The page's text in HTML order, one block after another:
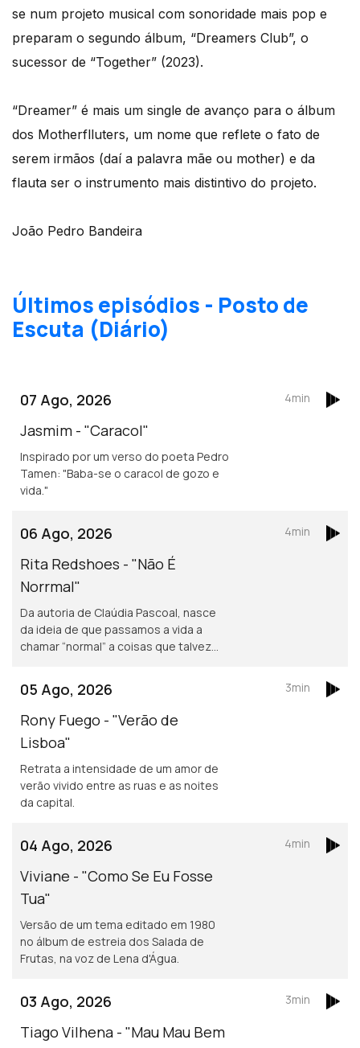
se num projeto musical com sonoridade mais pop e
preparam o segundo álbum, “Dreamers Club”, o
sucessor de “Together” (2023).
“Dreamer” é mais um single de avanço para o álbum
dos Motherflluters, um nome que reflete o fato de
serem irmãos (daí a palavra mãe ou mother) e da
flauta ser o instrumento mais distintivo do projeto.
João Pedro Bandeira
Últimos episódios - Posto de
Escuta (Diário)
07 Ago, 2026
Jasmim - "Caracol"
Inspirado por um verso do poeta Pedro
Tamen: "Baba-se o caracol de gozo e
vida."
4min
06 Ago, 2026
Rita Redshoes - "Não É
Norrmal"
Da autoria de Claúdia Pascoal, nasce
da ideia de que passamos a vida a
chamar “normal” a coisas que talvez
4min
05 Ago, 2026
Rony Fuego - "Verão de
Lisboa"
Retrata a intensidade de um amor de
verão vivido entre as ruas e as noites
da capital.
3min
04 Ago, 2026
Viviane - "Como Se Eu Fosse
Tua"
Versão de um tema editado em 1980
no álbum de estreia dos Salada de
Frutas, na voz de Lena d'Água.
4min
03 Ago, 2026
Tiago Vilhena - "Mau Mau Bem
3min